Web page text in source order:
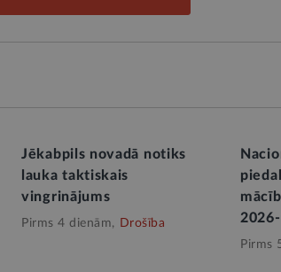
Jēkabpils novadā notiks
lauka taktiskais
vingrinājums
Pirms 4 dienām, Drošība
Pirms